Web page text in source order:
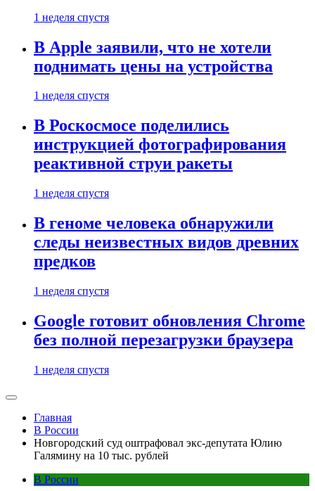
1 неделя спустя
В Apple заявили, что не хотели
поднимать цены на устройства
1 неделя спустя
В Роскосмосе поделились
инструкцией фотографирования
реактивной струи ракеты
1 неделя спустя
В геноме человека обнаружили
следы неизвестных видов древних
предков
1 неделя спустя
Google готовит обновления Chrome
без полной перезагрузки браузера
1 неделя спустя
Главная
В России
Новгородский суд оштрафовал экс-депутата Юлию
Галямину на 10 тыс. рублей
В России